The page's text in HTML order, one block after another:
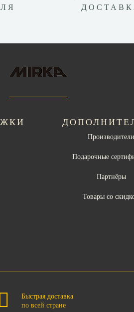
Производители
Подарочные
Партнёры
Товары со
Быстрая доставка
по всей стране